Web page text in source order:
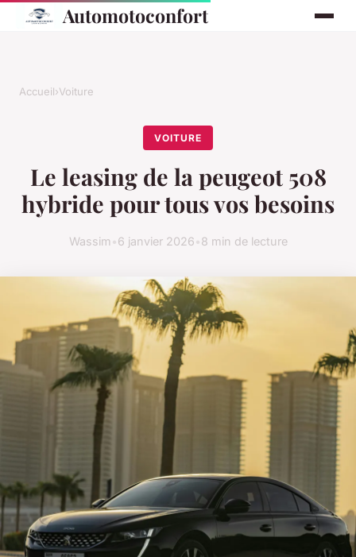
Automotoconfort
Accueil›Voiture
VOITURE
Le leasing de la peugeot 508
hybride pour tous vos besoins
Wassim•6 janvier 2026•8 min de lecture